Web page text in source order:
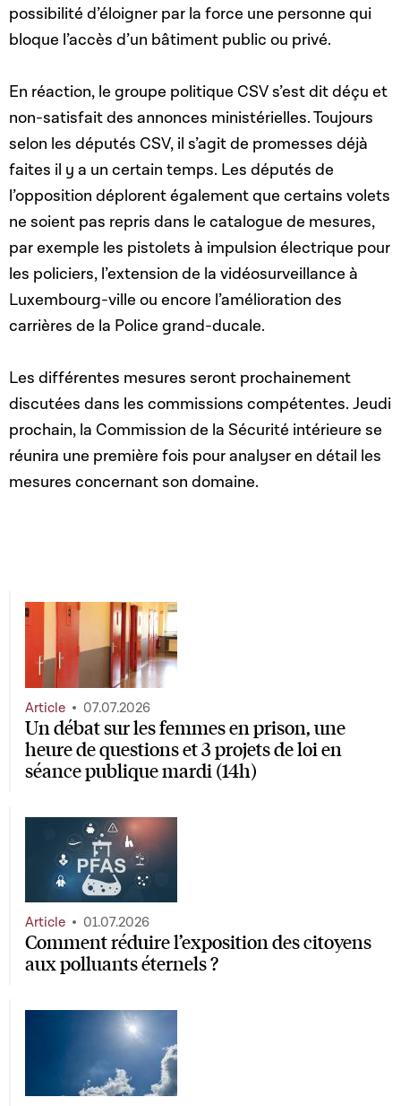
possibilité d’éloigner par la force une personne qui
bloque l’accès d’un bâtiment public ou privé.
En réaction, le groupe politique CSV s’est dit déçu et
non-satisfait des annonces ministérielles. Toujours
selon les députés CSV, il s’agit de promesses déjà
faites il y a un certain temps. Les députés de
l’opposition déplorent également que certains volets
ne soient pas repris dans le catalogue de mesures,
par exemple les pistolets à impulsion électrique pour
les policiers, l’extension de la vidéosurveillance à
Luxembourg-ville ou encore l’amélioration des
carrières de la Police grand-ducale.
Les différentes mesures seront prochainement
discutées dans les commissions compétentes. Jeudi
prochain, la Commission de la Sécurité intérieure se
réunira une première fois pour analyser en détail les
mesures concernant son domaine.
Un débat sur les femmes en prison, une
heure de questions et 3 projets de loi en
séance publique mardi (14h)
Article 07.07.2026
Comment réduire l’exposition des citoyens
aux polluants éternels ?
Article 01.07.2026